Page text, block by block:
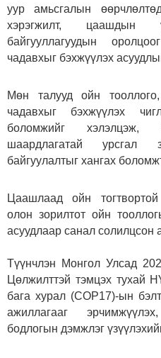
уур амьсгалын
хэрэгжилт,
байгууллагуудын
чадавхыг бэхжүүлэх
Мөн талууд ойн
чадавхыг бэхжүүлэх
боломжийг
шаардлагатай урсгал
байгуулалтыг хангах
Цаашлаад ойн
олон зорилтот ойн
асуудлаар санал солилцсон
Түүнчлэн Монгол Улсад
Цөлжилттэй тэмцэх тухай
бага хурал (COP17)-ын
ажиллагааг
бодлогын дэмжлэг